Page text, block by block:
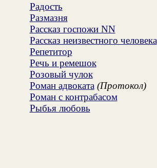
Радость
Размазня
Рассказ госпожи NN
Рассказ неизвестного человека
Репетитор
Речь и ремешок
Розовый чулок
Роман адвоката (Протокол)
Роман с контрабасом
Рыбья любовь